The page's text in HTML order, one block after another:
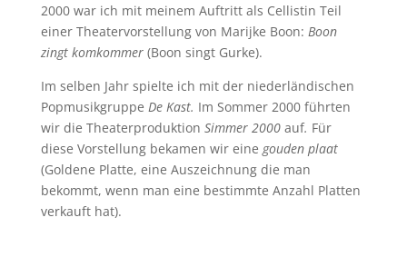
2000 war ich mit meinem Auftritt als Cellistin Teil
einer Theatervorstellung von Marijke Boon: Boon
zingt komkommer (Boon singt Gurke).
Im selben Jahr spielte ich mit der niederländischen
Popmusikgruppe De Kast. Im Sommer 2000 führten
wir die Theaterproduktion Simmer 2000 auf. Für
diese Vorstellung bekamen wir eine gouden plaat
(Goldene Platte, eine Auszeichnung die man
bekommt, wenn man eine bestimmte Anzahl Platten
verkauft hat).